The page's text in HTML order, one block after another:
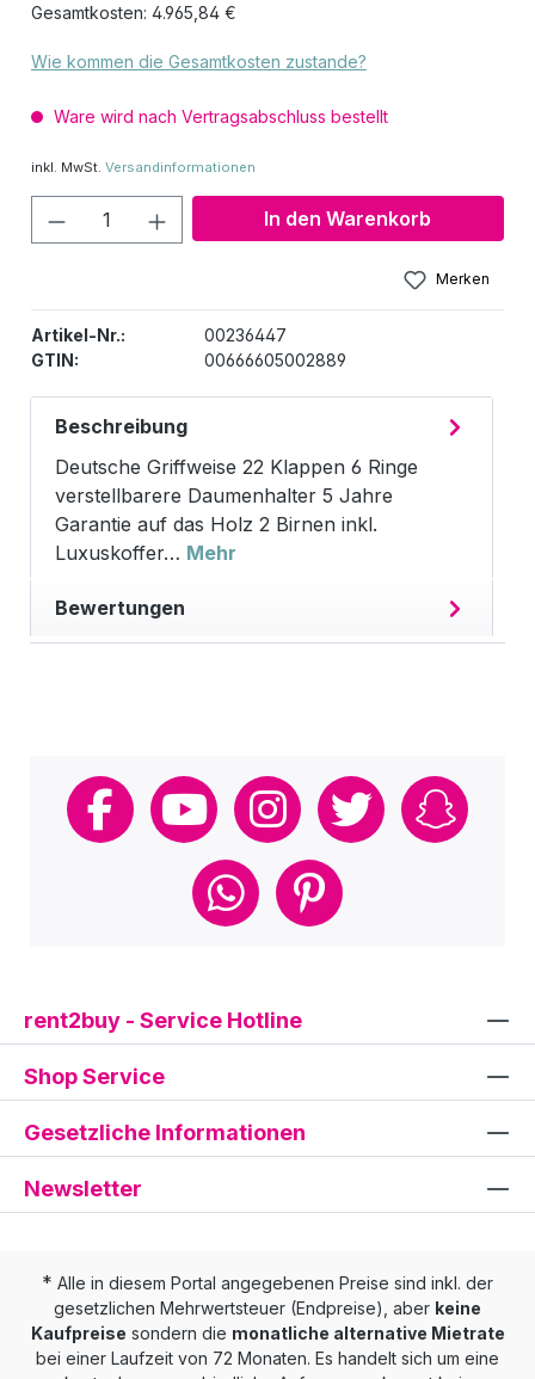
Gesamtkosten: 4.965,84 €
Wie kommen die Gesamtkosten zustande?
Ware wird nach Vertragsabschluss bestellt
inkl. MwSt. Versandinformationen
Produkt Anzahl: Gib den
In den Warenkorb
Merken
Artikel-Nr.:
00236447
GTIN:
00666605002889
Beschreibung
Deutsche Griffweise 22 Klappen 6 Ringe
verstellbarere Daumenhalter 5 Jahre
Garantie auf das Holz 2 Birnen inkl.
Luxuskoffer… Mehr
Bewertungen
rent2buy - Service Hotline
Shop Service
Gesetzliche Informationen
Newsletter
* Alle in diesem Portal angegebenen Preise sind inkl. der
gesetzlichen Mehrwertsteuer (Endpreise), aber keine
Kaufpreise sondern die monatliche alternative Mietrate
bei einer Laufzeit von 72 Monaten. Es handelt sich um eine